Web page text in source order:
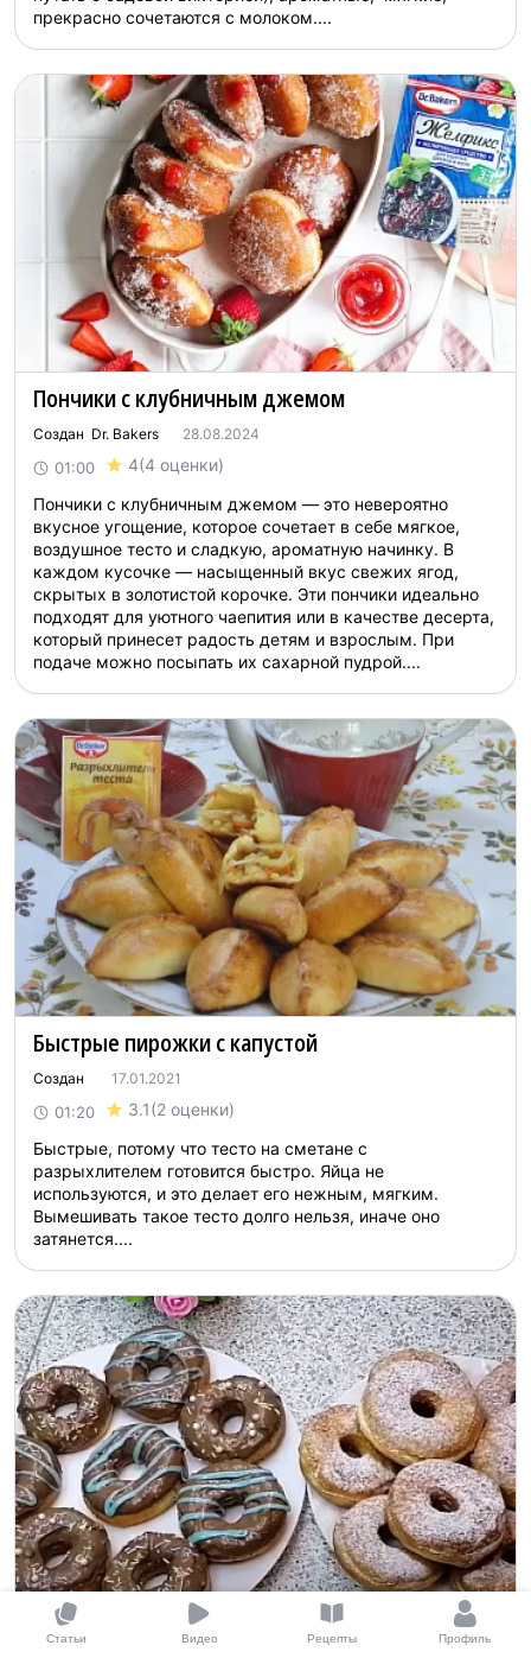
прекрасно сочетаются с молоком....
Пончики с клубничным джемом
Создан Dr. Bakers 28.08.2024
01:00 4(4 оценки)
Пончики с клубничным джемом — это невероятно
вкусное угощение, которое сочетает в себе мягкое,
воздушное тесто и сладкую, ароматную начинку. В
каждом кусочке — насыщенный вкус свежих ягод,
скрытых в золотистой корочке. Эти пончики идеально
подходят для уютного чаепития или в качестве десерта,
который принесет радость детям и взрослым. При
подаче можно посыпать их сахарной пудрой....
Быстрые пирожки с капустой
Создан 17.01.2021
01:20 3.1(2 оценки)
Быстрые, потому что тесто на сметане с
разрыхлителем готовится быстро. Яйца не
используются, и это делает его нежным, мягким.
Вымешивать такое тесто долго нельзя, иначе оно
затянется....
Пончики
Статьи Видео Рецепты Профиль